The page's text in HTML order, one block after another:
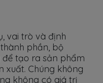
vai trò và định
phần, bộ
tạo ra sản phẩm
xuất. Chúng không
không có giá trị